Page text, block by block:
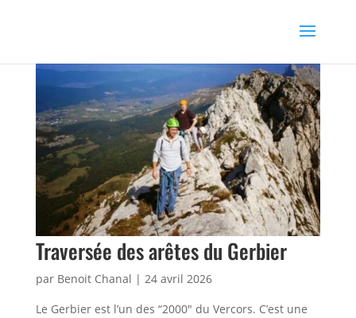
Traversée des arêtes du Gerbier
par Benoit Chanal | 24 avril 2026
Le Gerbier est l’un des “2000″ du Vercors. C’est une